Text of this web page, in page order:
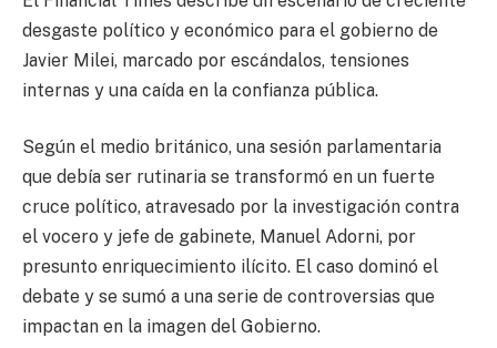
desgaste político y económico para el gobierno de
Javier Milei, marcado por escándalos, tensiones
internas y una caída en la confianza pública.
Según el medio británico, una sesión parlamentaria
que debía ser rutinaria se transformó en un fuerte
cruce político, atravesado por la investigación contra
el vocero y jefe de gabinete, Manuel Adorni, por
presunto enriquecimiento ilícito. El caso dominó el
debate y se sumó a una serie de controversias que
impactan en la imagen del Gobierno.